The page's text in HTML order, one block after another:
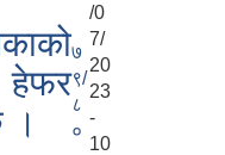
हेफर
।
७
९/
८
०
/0
7/
20
23
-
10